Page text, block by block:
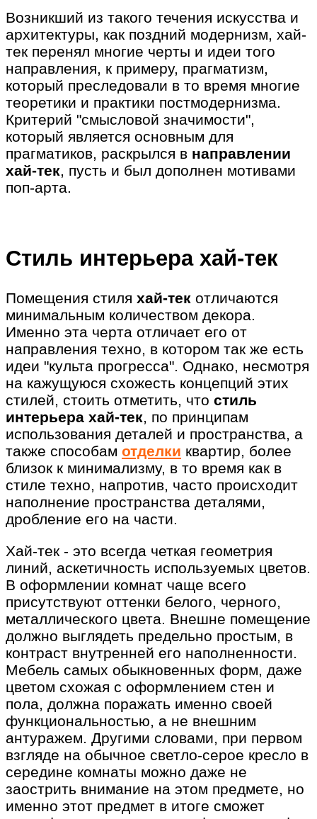
Возникший из такого течения искусства и
архитектуры, как поздний модернизм, хай-
тек перенял многие черты и идеи того
направления, к примеру, прагматизм,
который преследовали в то время многие
теоретики и практики постмодернизма.
Критерий "смысловой значимости",
который является основным для
прагматиков, раскрылся в направлении
хай-тек , пусть и был дополнен мотивами
поп-арта.
Стиль интерьера хай-тек
Помещения стиля хай-тек отличаются
минимальным количеством декора.
Именно эта черта отличает его от
направления техно, в котором так же есть
идеи "культа прогресса". Однако, несмотря
на кажущуюся схожесть концепций этих
стилей, стоить отметить, что стиль
интерьера хай-тек, по принципам
использования деталей и пространства, а
также способам отделки квартир, более
близок к минимализму, в то время как в
стиле техно, напротив, часто происходит
наполнение пространства деталями,
дробление его на части.
Хай-тек - это всегда четкая геометрия
линий, аскетичность используемых цветов.
В оформлении комнат чаще всего
присутствуют оттенки белого, черного,
металлического цвета. Внешне помещение
должно выглядеть предельно простым, в
контраст внутренней его наполненности.
Мебель самых обыкновенных форм, даже
цветом схожая с оформлением стен и
пола, должна поражать именно своей
функциональностью, а не внешним
антуражем. Другими словами, при первом
взгляде на обычное светло-серое кресло в
середине комнаты можно даже не
заострить внимание на этом предмете, но
именно этот предмет в итоге сможет